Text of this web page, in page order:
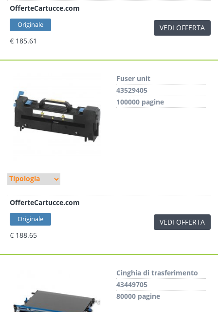
OfferteCartucce.com
Originale
€ 185.61
VEDI OFFERTA
Fuser unit
43529405
100000 pagine
OfferteCartucce.com
Originale
€ 188.65
VEDI OFFERTA
Cinghia di trasferimento
43449705
80000 pagine